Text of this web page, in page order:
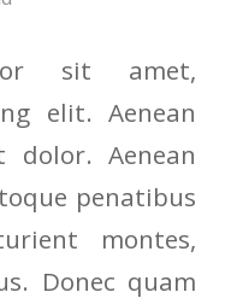
sit amet,
elit. Aenean
dolor. Aenean
penatibus
montes,
Donec quam